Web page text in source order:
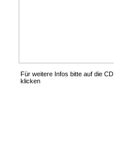
Für weitere Infos bitte auf die CD
klicken